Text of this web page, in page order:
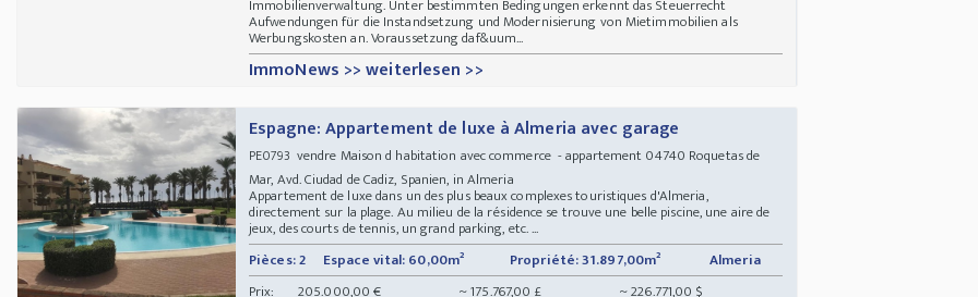
Immobilienverwaltung. Unter bestimmten Bedingungen erkennt das Steuerrecht
Aufwendungen für die Instandsetzung und Modernisierung von Mietimmobilien als
Werbungskosten an. Voraussetzung daf&uum...
ImmoNews >> weiterlesen >>
Espagne: Appartement de luxe à Almeria avec garage
PE0793 vendre Maison d habitation avec commerce - appartement 04740 Roquetas de
Mar, Avd. Ciudad de Cadiz, Spanien, in Almeria
Appartement de luxe dans un des plus beaux complexes touristiques d'Almeria,
directement sur la plage. Au milieu de la résidence se trouve une belle piscine, une aire de
jeux, des courts de tennis, un grand parking, etc. ...
Pièces: 2
Espace vital: 60,00m² Propriété: 31.897,00m²
Almeria
Prix:
205.000,00 € ~ 175.767,00 £ ~ 226.771,00 $